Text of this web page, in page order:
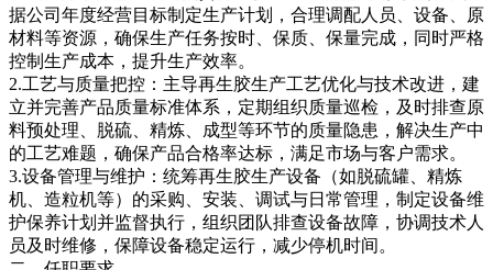
据公司年度经营目标制定生产计划，合理调配人员、设备、原
材料等资源，确保生产任务按时、保质、保量完成，同时严格
控制生产成本，提升生产效率。
2.工艺与质量把控：主导再生胶生产工艺优化与技术改进，建
立并完善产品质量标准体系，定期组织质量巡检，及时排查原
料预处理、脱硫、精炼、成型等环节的质量隐患，解决生产中
的工艺难题，确保产品合格率达标，满足市场与客户需求。
3.设备管理与维护：统筹再生胶生产设备（如脱硫罐、精炼
机、造粒机等）的采购、安装、调试与日常管理，制定设备维
护保养计划并监督执行，组织团队排查设备故障，协调技术人
员及时维修，保障设备稳定运行，减少停机时间。